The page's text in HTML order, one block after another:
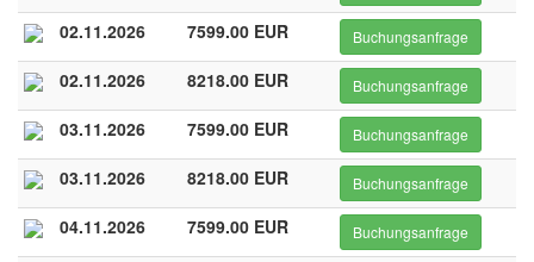
02.11.2026 7599.00 EUR Buchungsanfrage
02.11.2026 8218.00 EUR Buchungsanfrage
03.11.2026 7599.00 EUR Buchungsanfrage
03.11.2026 8218.00 EUR Buchungsanfrage
04.11.2026 7599.00 EUR Buchungsanfrage